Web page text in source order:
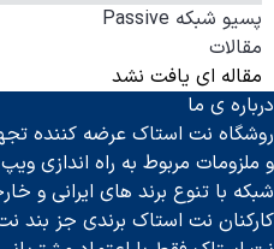
پسیو شبکه Passive
مقالات
مقاله ای یافت نشد
درباره ی ما
روشگاه نت استاک عرضه کننده
و ملزومات مربوط به راه اندازی
شبکه با تنوع برند های ایرانی و
کارکنان نت استاک برندی جز